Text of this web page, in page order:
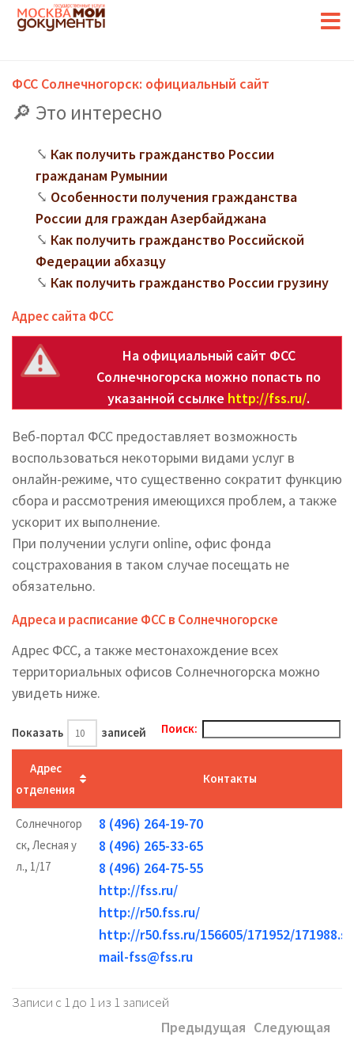
ФСС Солнечногорск: официальный сайт
Это интересно
Как получить гражданство России
гражданам Румынии
Особенности получения гражданства
России для граждан Азербайджана
Как получить гражданство Российской
Федерации абхазцу
Как получить гражданство России грузину
Адрес сайта ФСС
На официальный сайт ФСС
Солнечногорска можно попасть по
указанной ссылке http://fss.ru/.
Веб-портал ФСС предоставляет возможность
воспользоваться некоторыми видами услуг в
онлайн-режиме, что существенно сократит функцию
сбора и рассмотрения имеющихся проблем, а также
ускорит их выполнение.
При получении услуги online, офис фонда
соцстрахования в таком случае посещать не
обязательно.
Адреса и расписание ФСС в Солнечногорске
Адрес ФСС, а также местонахождение всех
территориальных офисов Солнечногорска можно
увидеть ниже.
Показать записей Поиск:
Адрес
отделения
Контакты
Солнечногор
ск, Лесная у
л., 1/17
8 (496) 264-19-70
8 (496) 265-33-65
8 (496) 264-75-55
http://fss.ru/
http://r50.fss.ru/
http://r50.fss.ru/156605/171952/
mail-fss@fss.ru
Записи с 1 до 1 из 1 записей
Предыдущая Следующая